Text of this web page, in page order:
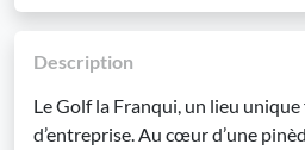
Description
Le Golf la Franqui, un lieu
d’entreprise. Au cœur d’une